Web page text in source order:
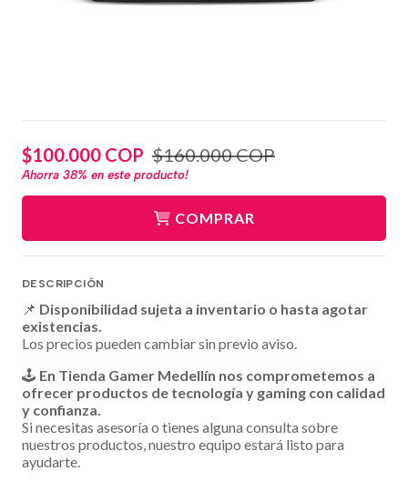
$100.000 COP $160.000 COP
Ahorra 38% en este producto!
COMPRAR
DESCRIPCIÓN
📌 Disponibilidad sujeta a inventario o hasta agotar
existencias.
Los precios pueden cambiar sin previo aviso.
🕹️ En Tienda Gamer Medellín nos comprometemos a
ofrecer productos de tecnología y gaming con calidad
y confianza.
Si necesitas asesoría o tienes alguna consulta sobre
nuestros productos, nuestro equipo estará listo para
ayudarte.